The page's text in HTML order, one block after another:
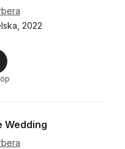
2022
Wedding